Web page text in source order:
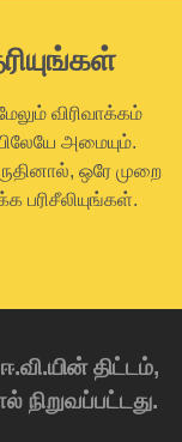
விரிவாக்கம்
அமையும்.
ஒரே முறை
திட்டம்,